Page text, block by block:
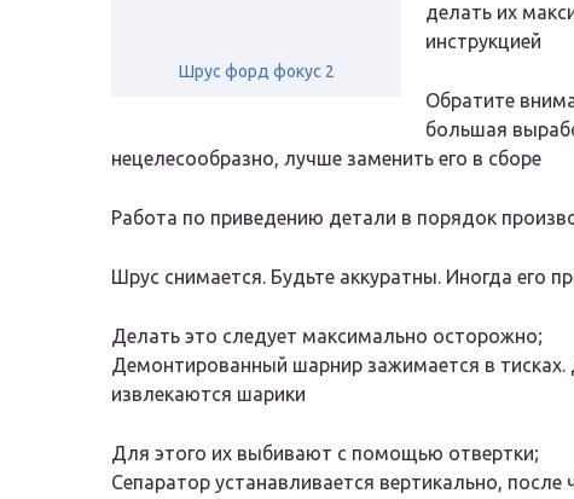
Шрус форд фокус 2
делать их
инструкцией
Обратите
большая
нецелесообразно, лучше заменить его в сборе
Работа по приведению детали в порядок
Шрус снимается. Будьте аккуратны. Иногда его
Делать это следует максимально осторожно;
Демонтированный шарнир зажимается в тисках.
извлекаются шарики
Для этого их выбивают с помощью отвертки;
Сепаратор устанавливается вертикально,